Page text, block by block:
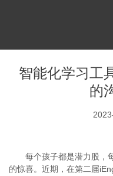
智能化学习工
的
每个孩子都是潜力股，
的惊喜。近期，在第二届